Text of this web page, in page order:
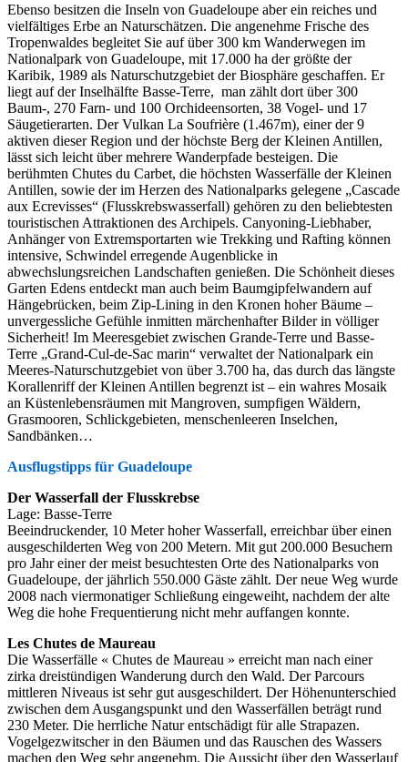
Ebenso besitzen die Inseln von Guadeloupe aber ein reiches und
vielfältiges Erbe an Naturschätzen. Die angenehme Frische des
Tropenwaldes begleitet Sie auf über 300 km Wanderwegen im
Nationalpark von Guadeloupe, mit 17.000 ha der größte der
Karibik, 1989 als Naturschutzgebiet der Biosphäre geschaffen. Er
liegt auf der Inselhälfte Basse-Terre, man zählt dort über 300
Baum-, 270 Farn- und 100 Orchideensorten, 38 Vogel- und 17
Säugetierarten. Der Vulkan La Soufrière (1.467m), einer der 9
aktiven dieser Region und der höchste Berg der Kleinen Antillen,
lässt sich leicht über mehrere Wanderpfade besteigen. Die
berühmten Chutes du Carbet, die höchsten Wasserfälle der Kleinen
Antillen, sowie der im Herzen des Nationalparks gelegene „Cascade
aux Ecrevisses“ (Flusskrebswasserfall) gehören zu den beliebtesten
touristischen Attraktionen des Archipels. Canyoning-Liebhaber,
Anhänger von Extremsportarten wie Trekking und Rafting können
intensive, Schwindel erregende Augenblicke in
abwechslungsreichen Landschaften genießen. Die Schönheit dieses
Garten Edens entdeckt man auch beim Baumgipfelwandern auf
Hängebrücken, beim Zip-Lining in den Kronen hoher Bäume –
unvergessliche Gefühle inmitten märchenhafter Bilder in völliger
Sicherheit! Im Meeresgebiet zwischen Grande-Terre und Basse-
Terre „Grand-Cul-de-Sac marin“ verwaltet der Nationalpark ein
Meeres-Naturschutzgebiet von über 3.700 ha, das durch das längste
Korallenriff der Kleinen Antillen begrenzt ist – ein wahres Mosaik
an Küstenlebensräumen mit Mangroven, sumpfigen Wäldern,
Grasmooren, Schlickgebieten, menschenleeren Inselchen,
Sandbänken…
Ausflugstipps für Guadeloupe
Der Wasserfall der Flusskrebse
Lage: Basse-Terre
Beeindruckender, 10 Meter hoher Wasserfall, erreichbar über einen
ausgeschilderten Weg von 200 Metern. Mit gut 200.000 Besuchern
pro Jahr einer der meist besuchtesten Orte des Nationalparks von
Guadeloupe, der jährlich 550.000 Gäste zählt. Der neue Weg wurde
2008 nach viermonatiger Schließung eingeweiht, nachdem der alte
Weg die hohe Frequentierung nicht mehr auffangen konnte.
Les Chutes de Maureau
Die Wasserfälle « Chutes de Maureau » erreicht man nach einer
zirka dreistündigen Wanderung durch den Wald. Der Parcours
mittleren Niveaus ist sehr gut ausgeschildert. Der Höhenunterschied
zwischen dem Ausgangspunkt und den Wasserfällen beträgt rund
230 Meter. Die herrliche Natur entschädigt für alle Strapazen.
Vogelgezwitscher in den Bäumen und das Rauschen des Wassers
machen den Weg sehr angenehm. Die Aussicht über den Wasserlauf